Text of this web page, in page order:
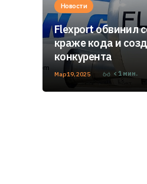
Новости
Flexport обвинил
краже кода и
конкурента
Мар 19, 2025 < 1 мин.